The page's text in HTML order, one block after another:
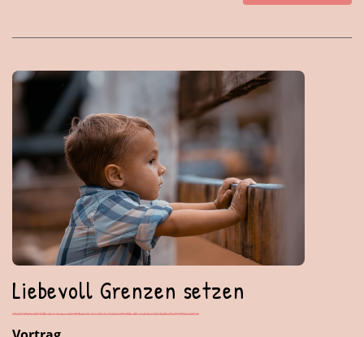
Liebevoll Grenzen setzen